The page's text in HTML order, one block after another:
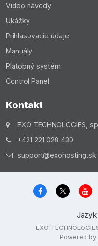
Video návody
Ukážky
Prihlasovacie údaje
Manuály
Platobný systém
Control Panel
Kontakt
EXO TECHNOLOGIES,
+421 221 028 430
support@exohosting.sk
Jazyk
EXO
Powered by